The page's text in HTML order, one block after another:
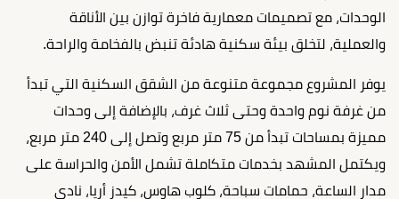
الوحدات، مع تصميمات معمارية فاخرة توازن بين الأناقة
والعملية، لتخلق بيئة سكنية هادئة تنبض بالفخامة والراحة.
يوفر المشروع مجموعة متنوعة من الشقق السكنية التي تبدأ
من غرفة نوم واحدة وحتى ثلاث غرف، بالإضافة إلى وحدات
مميزة بمساحات تبدأ من 75 متر مربع وتصل إلى 240 متر مربع،
ويكتمل المشهد بخدمات متكاملة تشمل الأمن والحراسة على
مدار الساعة، حمامات سباحة، كلوب هاوس، كيدز أريا، نادي